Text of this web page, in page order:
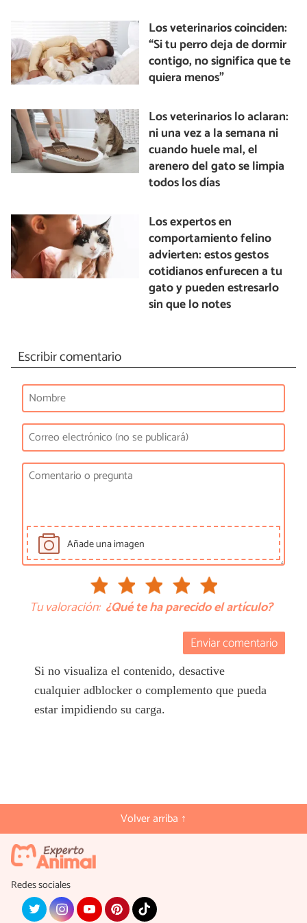
Los veterinarios coinciden:
“Si tu perro deja de dormir
contigo, no significa que te
quiera menos”
Los veterinarios lo aclaran:
ni una vez a la semana ni
cuando huele mal, el
arenero del gato se limpia
todos los días
Los expertos en
comportamiento felino
advierten: estos gestos
cotidianos enfurecen a tu
gato y pueden estresarlo
sin que lo notes
Escribir comentario
Añade una imagen
Tu valoración: ¿Qué te ha parecido el artículo?
Enviar comentario
Si no visualiza el contenido, desactive
cualquier adblocker o complemento que pueda
estar impidiendo su carga.
Volver arriba ↑
Redes sociales